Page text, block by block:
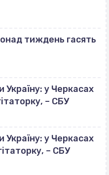
тиждень гасять
у Черкасах
– СБУ
у Черкасах
– СБУ